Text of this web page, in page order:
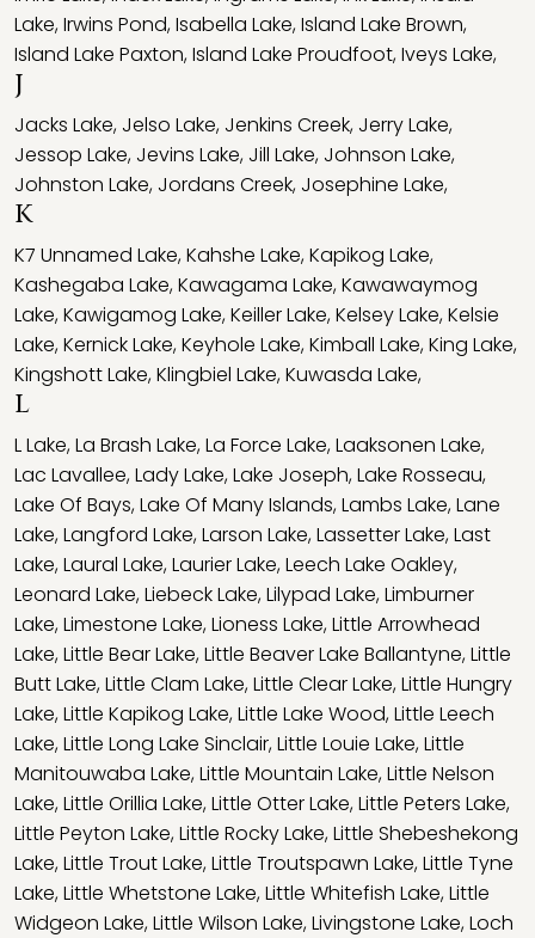
Lake,Irwins Pond,Isabella Lake,Island Lake Brown,
Island Lake Paxton,Island Lake Proudfoot,Iveys Lake,
J
Jacks Lake, Jelso Lake, Jenkins Creek, Jerry Lake,
Jessop Lake, Jevins Lake, Jill Lake, Johnson Lake,
Johnston Lake, Jordans Creek, Josephine Lake,
K
K7 Unnamed Lake,Kahshe Lake,Kapikog Lake,
Kashegaba Lake,Kawagama Lake,Kawawaymog
Lake,Kawigamog Lake,Keiller Lake,Kelsey Lake,Kelsie
Lake,Kernick Lake,Keyhole Lake,Kimball Lake,King Lake,
Kingshott Lake,Klingbiel Lake,Kuwasda Lake,
L
L Lake,La Brash Lake,La Force Lake,Laaksonen Lake,
Lac Lavallee,Lady Lake,Lake Joseph,Lake Rosseau,
Lake Of Bays,Lake Of Many Islands,Lambs Lake,Lane
Lake,Langford Lake,Larson Lake,Lassetter Lake,Last
Lake,Laural Lake,Laurier Lake,Leech Lake Oakley,
Leonard Lake,Liebeck Lake,Lilypad Lake,Limburner
Lake,Limestone Lake,Lioness Lake,Little Arrowhead
Lake,Little Bear Lake,Little Beaver Lake Ballantyne,Little
Butt Lake,Little Clam Lake,Little Clear Lake,Little Hungry
Lake,Little Kapikog Lake,Little Lake Wood,Little Leech
Lake,Little Long Lake Sinclair,Little Louie Lake,Little
Manitouwaba Lake,Little Mountain Lake,Little Nelson
Lake,Little Orillia Lake,Little Otter Lake,Little Peters Lake,
Little Peyton Lake,Little Rocky Lake,Little Shebeshekong
Lake,Little Trout Lake,Little Troutspawn Lake,Little Tyne
Lake,Little Whetstone Lake,Little Whitefish Lake,Little
Widgeon Lake,Little Wilson Lake,Livingstone Lake,Loch